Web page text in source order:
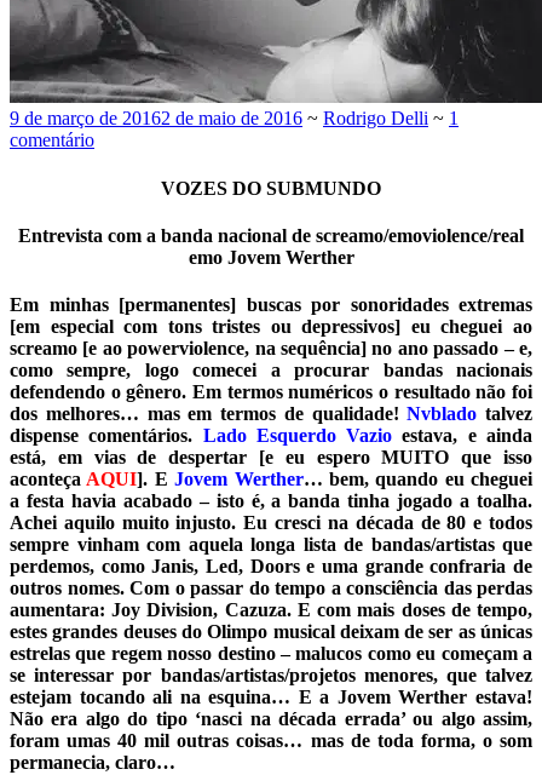
9 de março de 20162 de maio de 2016 ~ Rodrigo Delli ~ 1
comentário
VOZES DO SUBMUNDO
Entrevista com a banda nacional de screamo/emoviolence/real
emo Jovem Werther
Em minhas [permanentes] buscas por sonoridades extremas
[em especial com tons tristes ou depressivos] eu cheguei ao
screamo [e ao powerviolence, na sequência] no ano passado – e,
como sempre, logo comecei a procurar bandas nacionais
defendendo o gênero. Em termos numéricos o resultado não foi
dos melhores… mas em termos de qualidade!Nvblado talvez
dispense comentários. Lado Esquerdo Vazio estava, e ainda
está, em vias de despertar [e eu espero MUITO que isso
aconteça AQUI]. EJovem Werther… bem, quando eu cheguei
a festa havia acabado – isto é, a banda tinha jogado a toalha.
Achei aquilo muito injusto. Eu cresci na década de 80 e todos
sempre vinham com aquela longa lista de bandas/artistas que
perdemos, como Janis, Led, Doors e uma grande confraria de
outros nomes. Com o passar do tempo a consciência das perdas
aumentara: Joy Division, Cazuza. E com mais doses de tempo,
estes grandes deuses do Olimpo musical deixam de ser as únicas
estrelas que regem nosso destino – malucos como eu começam a
se interessar por bandas/artistas/projetos menores, que talvez
estejam tocando ali na esquina… E a Jovem Werther estava!
Não era algo do tipo ‘nasci na década errada’ ou algo assim,
foram umas 40 mil outras coisas… mas de toda forma, o som
permanecia, claro…